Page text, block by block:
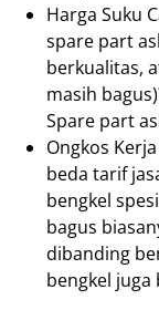
Harga Suku
spare part
berkualitas,
masih
Spare part
Ongkos
beda tarif
bengkel
bagus
dibanding
bengkel juga